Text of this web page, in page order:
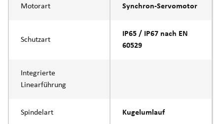
Motorart Synchron-Servomotor
Schutzart
IP65 / IP67 nach EN
60529
Integrierte
Linearführung
Spindelart Kugelumlauf